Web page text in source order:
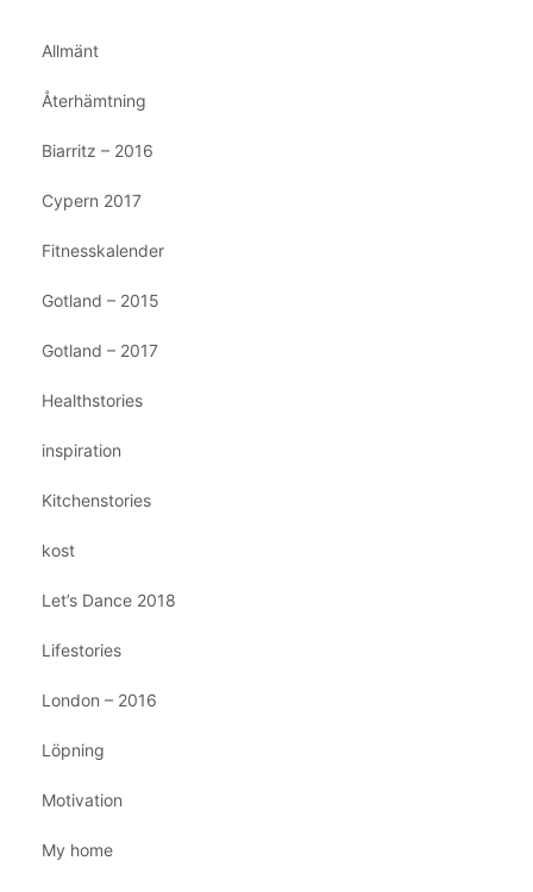
Allmänt
Återhämtning
Biarritz – 2016
Cypern 2017
Fitnesskalender
Gotland – 2015
Gotland – 2017
Healthstories
inspiration
Kitchenstories
kost
Let’s Dance 2018
Lifestories
London – 2016
Löpning
Motivation
My home